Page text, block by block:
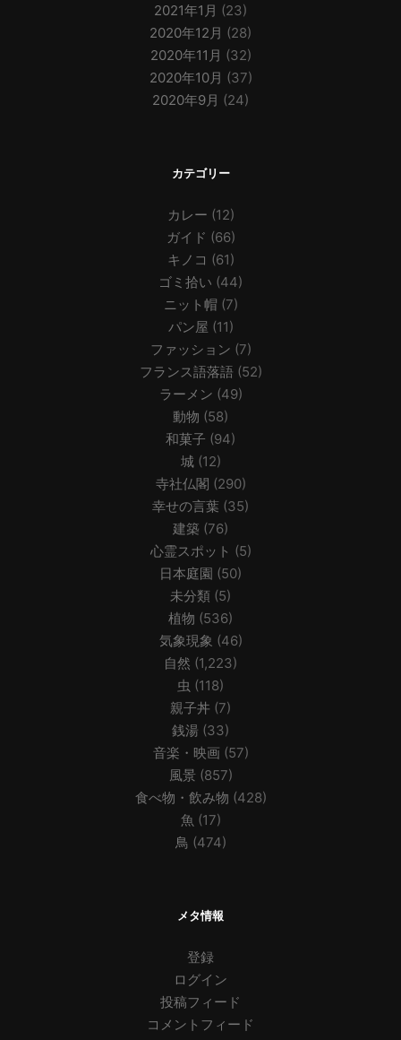
2021年1月 (23)
2020年12月 (28)
2020年11月 (32)
2020年10月 (37)
2020年9月 (24)
カテゴリー
カレー (12)
ガイド (66)
キノコ (61)
ゴミ拾い (44)
ニット帽 (7)
パン屋 (11)
ファッション (7)
フランス語落語 (52)
ラーメン (49)
動物 (58)
和菓子 (94)
城(12)
寺社仏閣 (290)
幸せの言葉 (35)
建築 (76)
心霊スポット (5)
日本庭園 (50)
未分類 (5)
植物 (536)
気象現象 (46)
自然 (1,223)
虫 (118)
親子丼 (7)
銭湯 (33)
音楽・映画 (57)
風景(857)
食べ物・飲み物 (428)
魚 (17)
鳥 (474)
メタ情報
登録
ログイン
投稿フィード
コメントフィード